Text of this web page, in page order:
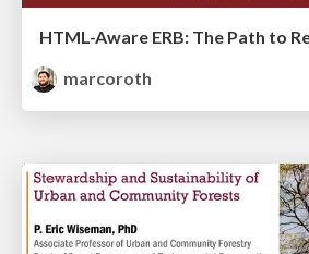
marcoroth